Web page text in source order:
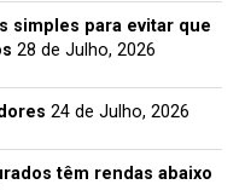
simples para evitar que
28 de Julho, 2026
24 de Julho, 2026
têm rendas abaixo